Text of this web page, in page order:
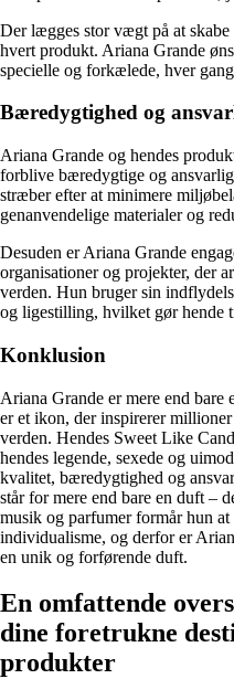
Der lægges stor vægt på at
hvert produkt. Ariana Grande
specielle og forkælede, hver
Bæredygtighed og
Ariana Grande og hendes
forblive bæredygtige og
stræber efter at minimere
genanvendelige materialer og
Desuden er Ariana Grande
organisationer og projekter, der
verden. Hun bruger sin
og ligestilling, hvilket gør hende
Konklusion
Ariana Grande er mere end bare
er et ikon, der inspirerer
verden. Hendes Sweet Like
hendes legende, sexede og
kvalitet, bæredygtighed og
står for mere end bare en duft –
musik og parfumer formår hun
individualisme, og derfor er
en unik og forførende duft.
En omfattende
dine foretrukne
produkter